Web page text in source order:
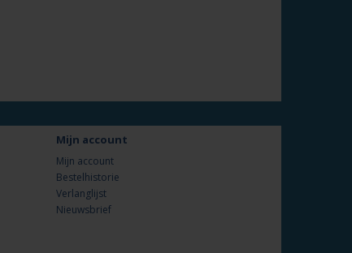
Mijn account
Mijn account
Bestelhistorie
Verlanglijst
Nieuwsbrief